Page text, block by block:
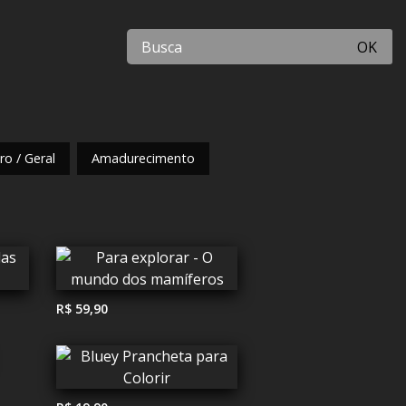
OK
/ Geral Amadurecimento
R$ 59,90